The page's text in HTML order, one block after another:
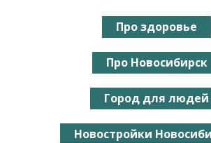
Про здоровье
Про Новосибирск
Город для людей
Новостройки